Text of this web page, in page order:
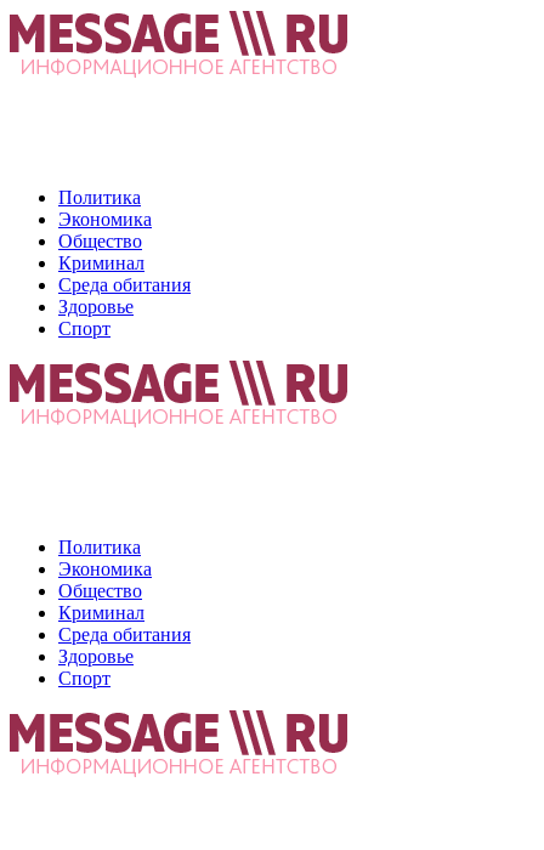
Политика
Экономика
Общество
Криминал
Среда обитания
Здоровье
Спорт
Политика
Экономика
Общество
Криминал
Среда обитания
Здоровье
Спорт